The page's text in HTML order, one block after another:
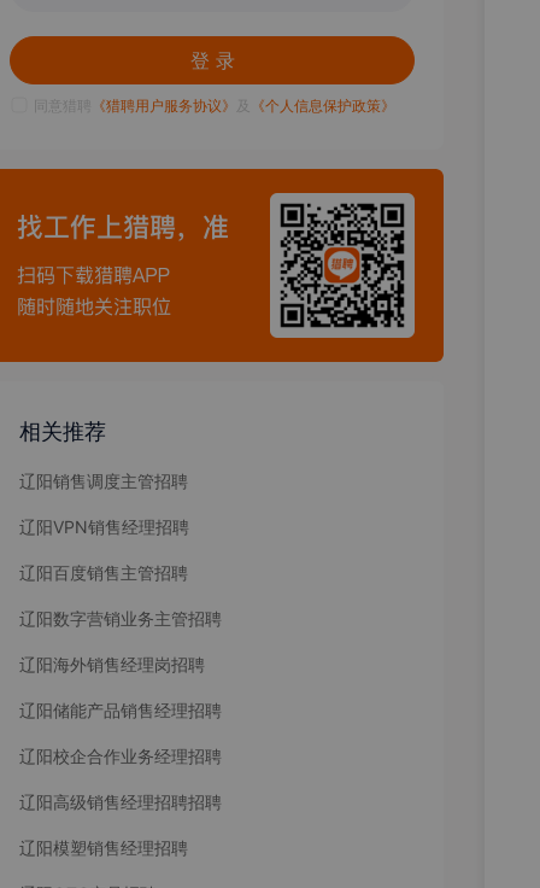
登 录
同意猎聘 《猎聘用户服务协议》 及 《个人信息保护政策》
相关推荐
辽阳销售调度主管招聘
辽阳VPN销售经理招聘
辽阳百度销售主管招聘
辽阳数字营销业务主管招聘
辽阳海外销售经理岗招聘
辽阳储能产品销售经理招聘
辽阳校企合作业务经理招聘
辽阳高级销售经理招聘招聘
辽阳模塑销售经理招聘